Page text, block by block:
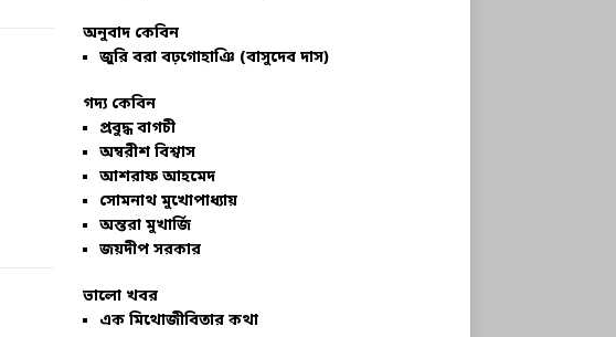
অনুবাদ কেবিন
জুরি বরা বঢ়গোহাঞি (বাসুদেব দাস)
গদ্য কেবিন
প্রবুদ্ধ বাগচী
অম্বরীশ বিশ্বাস
আশরাফ আহমেদ
সোমনাথ মুখোপাধ্যায়
অন্তরা মুখার্জি
জয়দীপ সরকার
ভালো খবর
এক মিথোজীবিতার কথা